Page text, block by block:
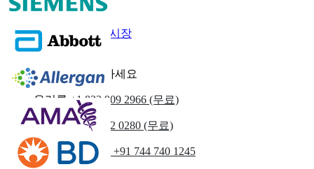
관련된 보고서
가정 재활 제품 시장
휠체어 시장
우리에게 연락하세요
우리를 +1 833 909 2966 (무료)
영국+44 808 502 0280 (무료)
(아시아 태평양) +91 744 740 1245